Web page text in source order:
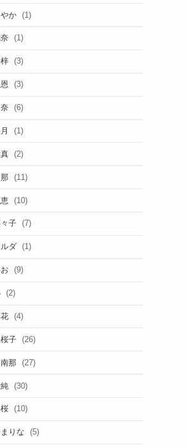
か (1)
(1)
(3)
(3)
(6)
(1)
(2)
(11)
(10)
子 (7)
ダ (1)
(9)
(2)
(4)
子 (26)
那 (27)
(30)
(10)
りな (5)